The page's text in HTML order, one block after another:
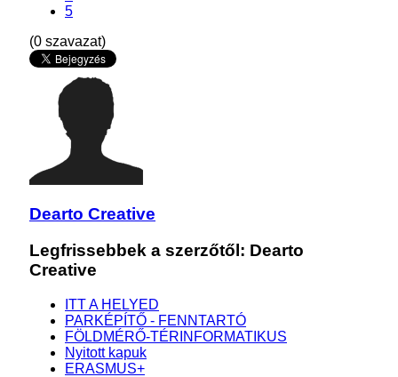
5
(0 szavazat)
Dearto Creative
Legfrissebbek a szerzőtől: Dearto
Creative
ITT A HELYED
PARKÉPÍTŐ - FENNTARTÓ
FÖLDMÉRŐ-TÉRINFORMATIKUS
Nyitott kapuk
ERASMUS+